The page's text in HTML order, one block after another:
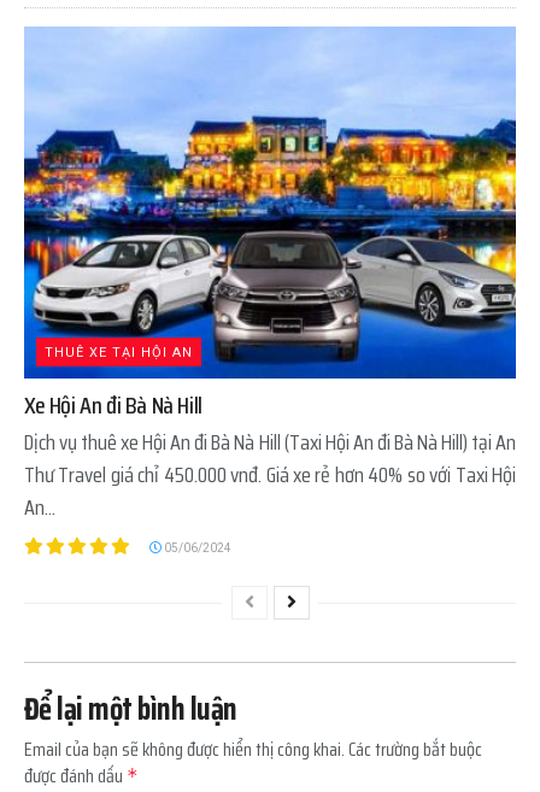
THUÊ XE TẠI HỘI AN
Xe Hội An đi Bà Nà Hill
Dịch vụ thuê xe Hội An đi Bà Nà Hill (Taxi Hội An đi Bà Nà Hill) tại An
Thư Travel giá chỉ 450.000 vnđ. Giá xe rẻ hơn 40% so với Taxi Hội
An...
05/06/2024
Để lại một bình luận
Email của bạn sẽ không được hiển thị công khai.Các trường bắt buộc
được đánh dấu *